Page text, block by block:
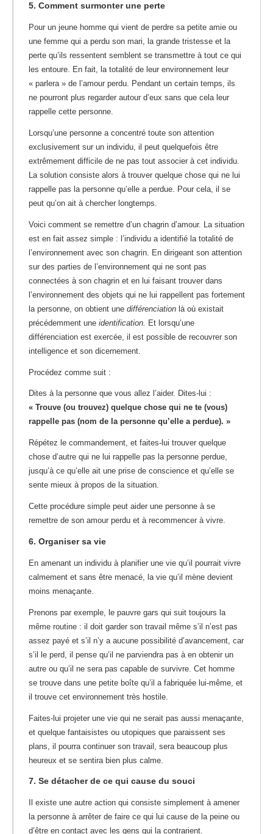
5. Comment surmonter une perte
Pour un jeune homme qui vient de perdre sa petite amie ou
une femme qui a perdu son mari, la grande tristesse et la
perte qu’ils ressentent semblent se transmettre à tout ce qui
les entoure. En fait, la totalité de leur environnement leur
« parlera » de l’amour perdu. Pendant un certain temps, ils
ne pourront plus regarder autour d’eux sans que cela leur
rappelle cette personne.
Lorsqu’une personne a concentré toute son attention
exclusivement sur un individu, il peut quelquefois être
extrêmement difficile de ne pas tout associer à cet individu.
La solution consiste alors à trouver quelque chose qui ne lui
rappelle pas la personne qu’elle a perdue. Pour cela, il se
peut qu’on ait à chercher longtemps.
Voici comment se remettre d’un chagrin d’amour. La situation
est en fait assez simple : l’individu a identifié la totalité de
l’environnement avec son chagrin. En dirigeant son attention
sur des parties de l’environnement qui ne sont pas
connectées à son chagrin et en lui faisant trouver dans
l’environnement des objets qui ne lui rappellent pas fortement
la personne, on obtient une différenciation là où existait
précédemment une identification. Et lorsqu’une
différenciation est exercée, il est possible de recouvrer son
intelligence et son dicernement.
Procédez comme suit :
Dites à la personne que vous allez l’aider. Dites-lui :
« Trouve (ou trouvez) quelque chose qui ne te (vous)
rappelle pas (nom de la personne qu’elle a perdue). »
Répétez le commandement, et faites-lui trouver quelque
chose d’autre qui ne lui rappelle pas la personne perdue,
jusqu’à ce qu’elle ait une prise de conscience et qu’elle se
sente mieux à propos de la situation.
Cette procédure simple peut aider une personne à se
remettre de son amour perdu et à recommencer à vivre.
6. Organiser sa vie
En amenant un individu à planifier une vie qu’il pourrait vivre
calmement et sans être menacé, la vie qu’il mène devient
moins menaçante.
Prenons par exemple, le pauvre gars qui suit toujours la
même routine : il doit garder son travail même s’il n’est pas
assez payé et s’il n’y a aucune possibilité d’avancement, car
s’il le perd, il pense qu’il ne parviendra pas à en obtenir un
autre ou qu’il ne sera pas capable de survivre. Cet homme
se trouve dans une petite boîte qu’il a fabriquée lui-même, et
il trouve cet environnement très hostile.
Faites-lui projeter une vie qui ne serait pas aussi menaçante,
et quelque fantaisistes ou utopiques que paraissent ses
plans, il pourra continuer son travail, sera beaucoup plus
heureux et se sentira bien plus calme.
7. Se détacher de ce qui cause du souci
Il existe une autre action qui consiste simplement à amener
la personne à arrêter de faire ce qui lui cause de la peine ou
d’être en contact avec les gens qui la contrarient.